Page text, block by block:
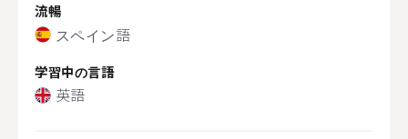
流暢
スペイン語
学習中の言語
英語